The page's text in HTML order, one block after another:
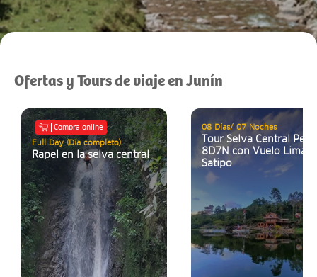
Ofertas y Tours de viaje en Junín
Compra online
Full Day (Día completo)
Rapel en la selva central
08 Días/ 07 Noches
Tour Selva Central Perú
8D7N con Vuelo Lima-
Satipo